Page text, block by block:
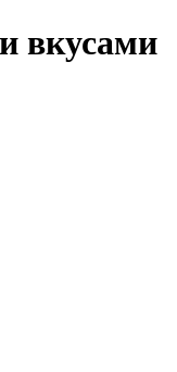
вкусами